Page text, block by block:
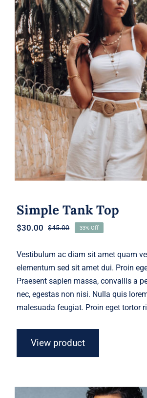
Simple Tank Top
Rated5.00
out of 5
Simple Tank Top
$45.00Original
was:
$30.00
Current
is:
33% Off
Vestibulum ac diam sit amet quam
elementum sed sit amet dui. Proin
Praesent sapien massa, convallis a
nec, egestas non nisi. Nulla quis
malesuada feugiat. Proin eget tortor
View product